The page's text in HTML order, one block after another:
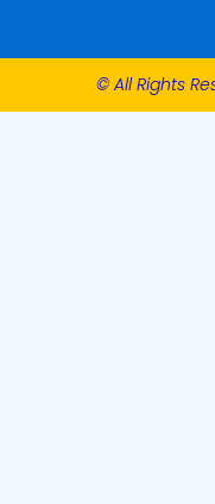
© All Rights